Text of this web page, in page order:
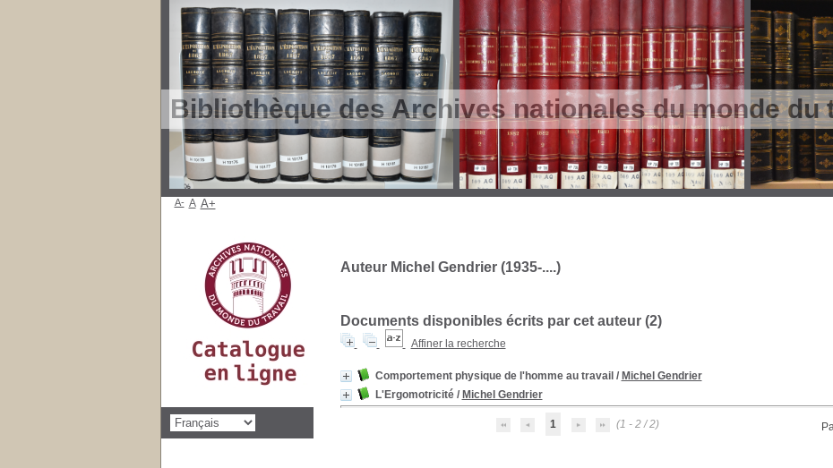
Bibliothèque des Archives nationales du monde du
Auteur Michel Gendrier (1935-....)
Documents disponibles écrits par cet auteur (2)
Affiner la recherche
Comportement physique de l'homme au travail / Michel Gendrier
L'Ergomotricité/ Michel Gendrier
1 (1 - 2 / 2)
A- A A+